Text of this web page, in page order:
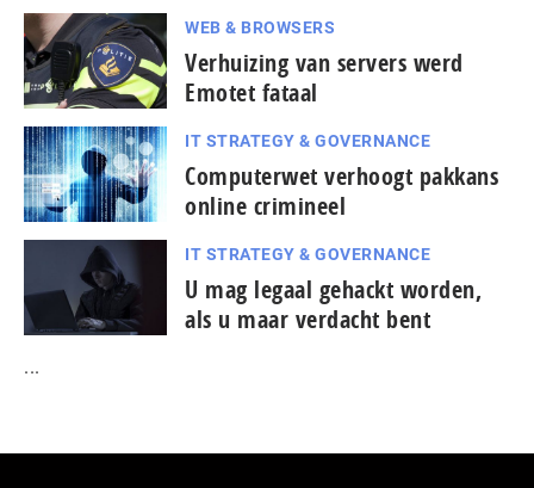
WEB & BROWSERS
Verhuizing van servers werd
Emotet fataal
IT STRATEGY & GOVERNANCE
Computerwet verhoogt pakkans
online crimineel
IT STRATEGY & GOVERNANCE
U mag legaal gehackt worden,
als u maar verdacht bent
...